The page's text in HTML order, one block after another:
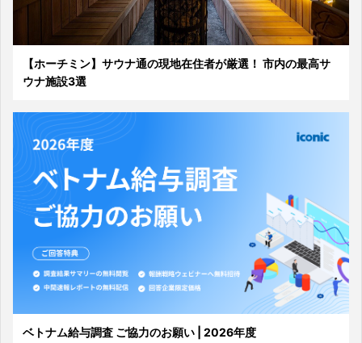
【ホーチミン】サウナ通の現地在住者が厳選！ 市内の最高サ
ウナ施設3選
ベトナム給与調査 ご協力のお願い | 2026年度